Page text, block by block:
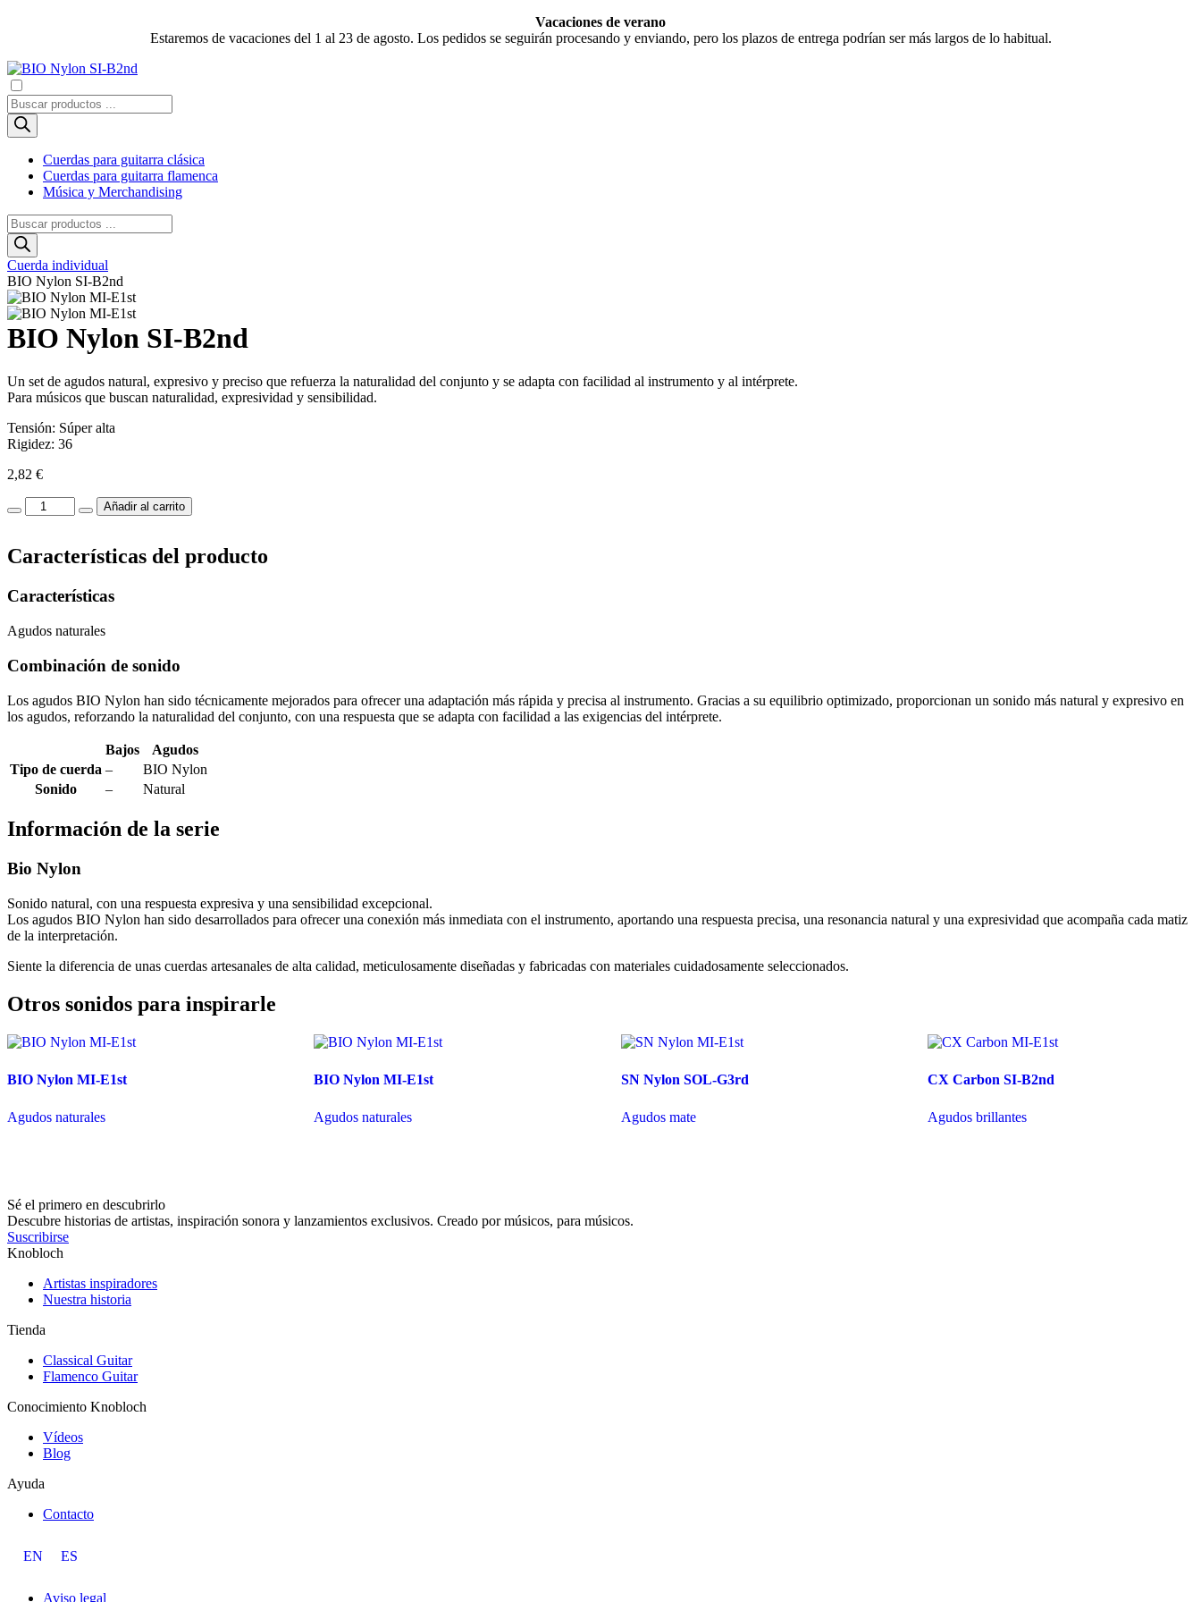
Vacaciones de verano
Estaremos de vacaciones del 1 al 23 de agosto. Los pedidos se seguirán procesando y enviando, pero los plazos de entrega podrían ser más largos de lo habitual.
Búsqueda
de
productos
Cuerdas para guitarra clásica
Cuerdas para guitarra flamenca
Música y Merchandising
Búsqueda
de
productos
Cuerda individual
BIO Nylon SI-B2nd
BIO Nylon SI-B2nd
Un set de agudos natural, expresivo y preciso que refuerza la naturalidad del conjunto y se adapta con facilidad al instrumento y al intérprete.
Para músicos que buscan naturalidad, expresividad y sensibilidad.
Tensión: Súper alta
Rigidez: 36
2,82 €
BIO
Nylon
B2nd
cantidad
Añadir al carrito
Características del producto
Características
Agudos naturales
Combinación de sonido
Los agudos BIO Nylon han sido técnicamente mejorados para ofrecer una adaptación más rápida y precisa al instrumento. Gracias a su equilibrio optimizado, proporcionan un sonido más natural y expresivo en
los agudos, reforzando la naturalidad del conjunto, con una respuesta que se adapta con facilidad a las exigencias del intérprete.
Bajos
Agudos
Tipo de cuerda –
BIO Nylon
Sonido
– Natural
Información de la serie
Bio Nylon
Sonido natural, con una respuesta expresiva y una sensibilidad excepcional.
Los agudos BIO Nylon han sido desarrollados para ofrecer una conexión más inmediata con el instrumento, aportando una respuesta precisa, una resonancia natural y una expresividad que acompaña cada matiz
de la interpretación.
Siente la diferencia de unas cuerdas artesanales de alta calidad, meticulosamente diseñadas y fabricadas con materiales cuidadosamente seleccionados.
Otros sonidos para inspirarle
BIO Nylon MI-E1st
Agudos naturales
BIO Nylon MI-E1st
Agudos naturales
SN Nylon SOL-G3rd
Agudos mate
CX Carbon SI-B2nd
Agudos brillantes
Sé el primero en descubrirlo
Descubre historias de artistas, inspiración sonora y lanzamientos exclusivos. Creado por músicos, para músicos.
Suscribirse
Knobloch
Artistas inspiradores
Nuestra historia
Tienda
Classical Guitar
Flamenco Guitar
Conocimiento Knobloch
Vídeos
Blog
Ayuda
Contacto
EN ES
Aviso legal